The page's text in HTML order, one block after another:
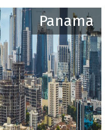
Panama